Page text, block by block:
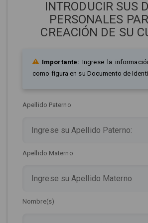
INTRODUCIR SUS
PERSONALES
CREACIÓN DE SU
Importante: Ingrese la
como figura en su Documento de
Apellido Paterno
Apellido Materno
Nombre(s)